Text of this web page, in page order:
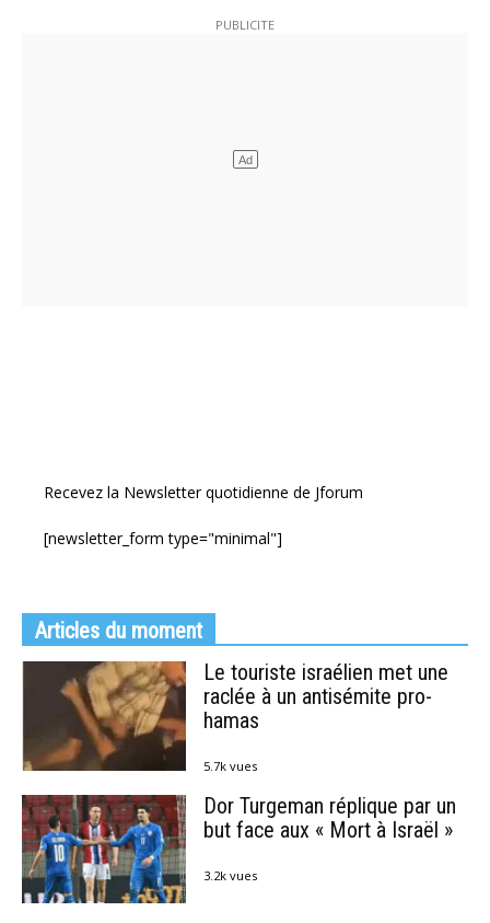
Recevez la Newsletter quotidienne de Jforum
[newsletter_form type="minimal"]
Articles du moment
Le touriste israélien met une
raclée à un antisémite pro-
hamas
5.7k vues
Dor Turgeman réplique par un
but face aux « Mort à Israël »
3.2k vues